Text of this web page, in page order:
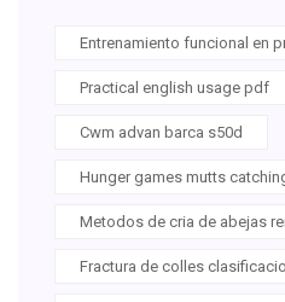
Entrenamiento funcional en
Practical english usage pdf
Cwm advan barca s50d
Hunger games mutts
Metodos de cria de abejas
Fractura de colles